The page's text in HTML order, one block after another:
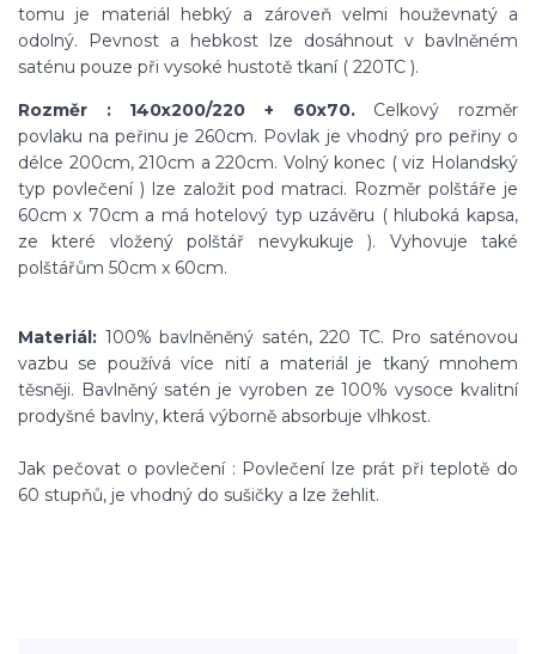
tomu je materiál hebký a zároveň velmi houževnatý a
odolný. Pevnost a hebkost lze dosáhnout v bavlněném
saténu pouze při vysoké hustotě tkaní ( 220TC ).
Rozměr : 140x200/220 + 60x70. Celkový rozměr
povlaku na peřinu je 260cm. Povlak je vhodný pro peřiny o
délce 200cm, 210cm a 220cm. Volný konec ( viz Holandský
typ povlečení ) lze založit pod matraci. Rozměr polštáře je
60cm x 70cm a má hotelový typ uzávěru ( hluboká kapsa,
ze které vložený polštář nevykukuje ). Vyhovuje také
polštářům 50cm x 60cm.
Materiál: 100% bavlněněný satén, 220 TC. Pro saténovou
vazbu se používá více nití a materiál je tkaný mnohem
těsněji. Bavlněný satén je vyroben ze 100% vysoce kvalitní
prodyšné bavlny, která výborně absorbuje vlhkost.
Jak pečovat o povlečení : Povlečení lze prát při teplotě do
60 stupňů, je vhodný do sušičky a lze žehlit.